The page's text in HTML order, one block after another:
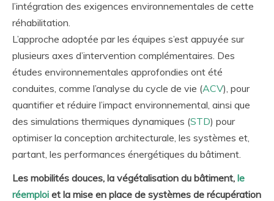
l’intégration des exigences environnementales de cette
réhabilitation.
L’approche adoptée par les équipes s’est appuyée sur
plusieurs axes d’intervention complémentaires. Des
études environnementales approfondies ont été
conduites, comme l’analyse du cycle de vie (ACV), pour
quantifier et réduire l’impact environnemental, ainsi que
des simulations thermiques dynamiques (STD) pour
optimiser la conception architecturale, les systèmes et,
partant, les performances énergétiques du bâtiment.
Les mobilités douces, la végétalisation du bâtiment, le
réemploi et la mise en place de systèmes de récupération